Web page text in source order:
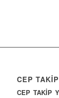
CEP
CEP TAKİP